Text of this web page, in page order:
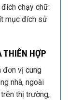
chạy chữ:
mục đích sử
THIÊN HỢP
đơn vị cung
nhà, ngoài
thị trường,